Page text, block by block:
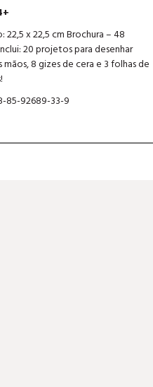
22,5 x 22,5 cm Brochura – 48
20 projetos para desenhar
mãos, 8 gizes de cera e 3 folhas de
85-92689-33-9